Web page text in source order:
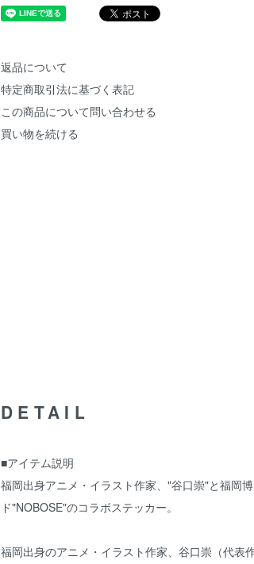
返品について
特定商取引法に基づく表記
この商品について問い合わせる
買い物を続ける
DETAIL
■アイテム説明
福岡出身アニメ・イラスト作家、"谷口崇"と福岡
ド"NOBOSE"のコラボステッカー。
福岡出身のアニメ・イラスト作家、谷口崇（代表